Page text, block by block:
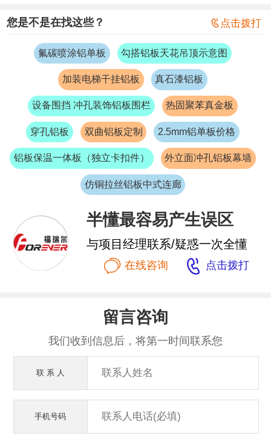
您是不是在找这些？  点击拨打
氟碳喷涂铝单板 勾搭铝板天花吊顶示意图
加装电梯干挂铝板 真石漆铝板
设备围挡 冲孔装饰铝板围栏 热固聚苯真金板
穿孔铝板 双曲铝板定制 2.5mm铝单板价格
铝板保温一体板（独立卡扣件） 外立面冲孔铝板幕墙
仿铜拉丝铝板中式连廊
半懂最容易产生误区
与项目经理联系/疑惑一次全懂
 在线咨询  点击拨打
留言咨询
我们收到信息后，将第一时间联系您
联 系 人
手机号码